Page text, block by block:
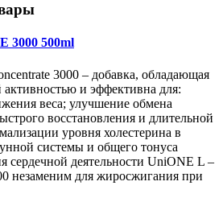
3000 500ml
3000 – добавка, обладающая
и эффективна для:
веса; улучшение обмена
восстановления и длительной
уровня холестерина в
системы и общего тонуса
сердечной деятельности UniONE L –
незаменим для жиросжигания при